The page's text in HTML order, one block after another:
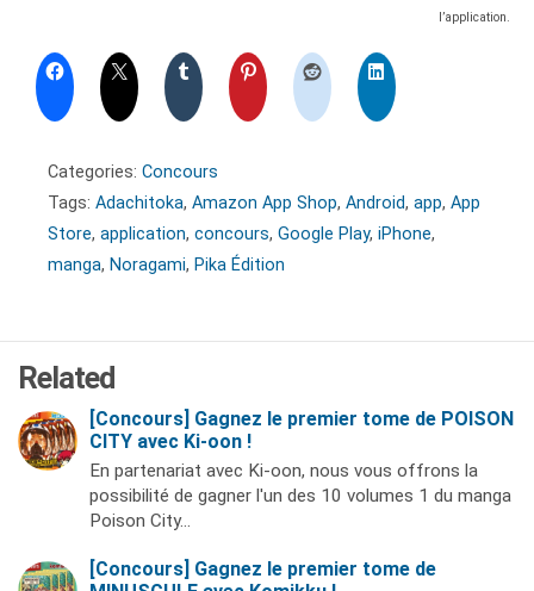
l’application.
Categories: Concours
Tags: Adachitoka, Amazon App Shop, Android, app, App
Store, application, concours, Google Play, iPhone,
manga, Noragami, Pika Édition
Related
[Concours] Gagnez le premier tome de POISON
CITY avec Ki-oon !
En partenariat avec Ki-oon, nous vous offrons la
possibilité de gagner l'un des 10 volumes 1 du manga
Poison City…
[Concours] Gagnez le premier tome de